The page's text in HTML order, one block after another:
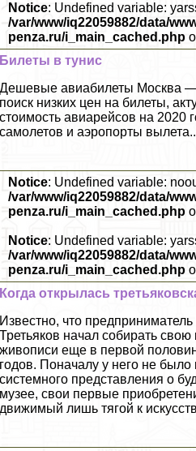
Notice: Undefined variable:
/var/www/iq22059882/data/
penza.ru/i_main_cached.php
Билеты в тунис
Дешевые авиабилеты Москва —
поиск низких цен на билеты,
стоимость авиарейсов на 2020
самолетов и аэропорты
Notice: Undefined variable:
/var/www/iq22059882/data/
penza.ru/i_main_cached.php
Notice: Undefined variable:
/var/www/iq22059882/data/
penza.ru/i_main_cached.php
Когда открылась
Известно, что
Третьяков начал собирать
живописи еще в первой
годов. Поначалу у него не было
системного представления о
музее, свои первые
движимый лишь тягой к